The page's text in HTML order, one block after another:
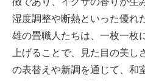
湿度調整や断熱といった優れ
雄の畳職人たちは、一枚一枚
上げることで、見た目の美
の表替えや新調を通じて、和